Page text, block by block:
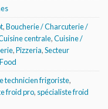
,Boucherie / Charcuterie /
centrale,Cuisine /
,Pizzeria,Secteur
technicien frigoriste,
froid pro, spécialiste froid